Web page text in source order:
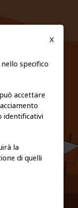
X
specifico
accettare
identificativi
la
di quelli